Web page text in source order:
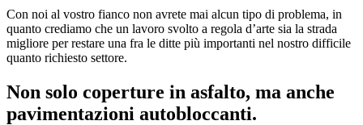
Con noi al vostro fianco non avrete mai alcun tipo di problema, in
quanto crediamo che un lavoro svolto a regola d’arte sia la strada
migliore per restare una fra le ditte più importanti nel nostro difficile
quanto richiesto settore.
Non solo coperture in asfalto, ma anche
pavimentazioni autobloccanti.